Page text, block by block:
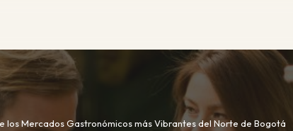
los Mercados Gastronómicos más Vibrantes del Norte de Bogotá